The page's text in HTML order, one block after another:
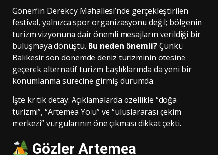
Gönen’in Dereköy Mahallesi’nde gerçekleştirilen
festival, yalnızca spor organizasyonu değil; bölgenin
turizm vizyonuna dair önemli mesajların verildiği bir
buluşmaya dönüştü. Bu neden önemli?Çünkü
Balıkesir son dönemde deniz turizminin ötesine
geçerek alternatif turizm başlıklarında da yeni bir
konumlanma sürecine girmiş durumda.
İşte kritik detay: Açıklamalarda özellikle “doğa
turizmi”, “Artemea Yolu” ve “uluslararası çekim
merkezi” vurgularının öne çıkması dikkat çekti.
Gözler Artemea